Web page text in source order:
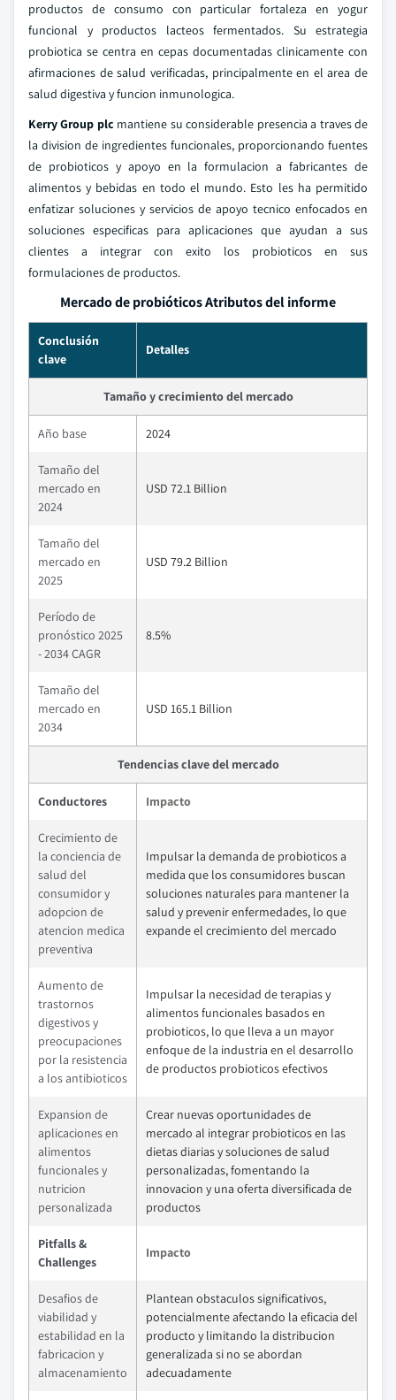
productos de consumo con particular fortaleza en yogur
funcional y productos lacteos fermentados. Su estrategia
probiotica se centra en cepas documentadas clinicamente con
afirmaciones de salud verificadas, principalmente en el area de
salud digestiva y funcion inmunologica.
Kerry Group plc mantiene su considerable presencia a traves de
la division de ingredientes funcionales, proporcionando fuentes
de probioticos y apoyo en la formulacion a fabricantes de
alimentos y bebidas en todo el mundo. Esto les ha permitido
enfatizar soluciones y servicios de apoyo tecnico enfocados en
soluciones especificas para aplicaciones que ayudan a sus
clientes a integrar con exito los probioticos en sus
formulaciones de productos.
Mercado de probióticos Atributos del informe
Conclusión
clave
Detalles
Tamaño y crecimiento del mercado
Año base 2024
Tamaño del
mercado en
2024
USD 72.1 Billion
Tamaño del
mercado en
2025
USD 79.2 Billion
Período de
pronóstico 2025
- 2034 CAGR
8.5%
Tamaño del
mercado en
2034
USD 165.1 Billion
Tendencias clave del mercado
Conductores Impacto
Crecimiento de
la conciencia de
salud del
consumidor y
adopcion de
atencion medica
preventiva
Impulsar la demanda de probioticos a
medida que los consumidores buscan
soluciones naturales para mantener la
salud y prevenir enfermedades, lo que
expande el crecimiento del mercado
Aumento de
trastornos
digestivos y
preocupaciones
por la resistencia
a los antibioticos
Impulsar la necesidad de terapias y
alimentos funcionales basados en
probioticos, lo que lleva a un mayor
enfoque de la industria en el desarrollo
de productos probioticos efectivos
Expansion de
aplicaciones en
alimentos
funcionales y
nutricion
personalizada
Crear nuevas oportunidades de
mercado al integrar probioticos en las
dietas diarias y soluciones de salud
personalizadas, fomentando la
innovacion y una oferta diversificada de
productos
Pitfalls &
Challenges
Impacto
Desafios de
viabilidad y
estabilidad en la
fabricacion y
almacenamiento
Plantean obstaculos significativos,
potencialmente afectando la eficacia del
producto y limitando la distribucion
generalizada si no se abordan
adecuadamente